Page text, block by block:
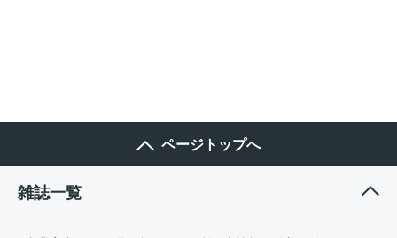
ページトップへ
雑誌一覧